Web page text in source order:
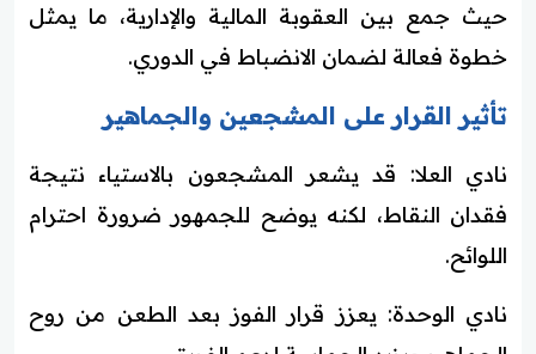
حيث جمع بين العقوبة المالية والإدارية، ما يمثل
خطوة فعالة لضمان الانضباط في الدوري.
تأثير القرار على المشجعين والجماهير
نادي العلا: قد يشعر المشجعون بالاستياء نتيجة
فقدان النقاط، لكنه يوضح للجمهور ضرورة احترام
اللوائح.
نادي الوحدة: يعزز قرار الفوز بعد الطعن من روح